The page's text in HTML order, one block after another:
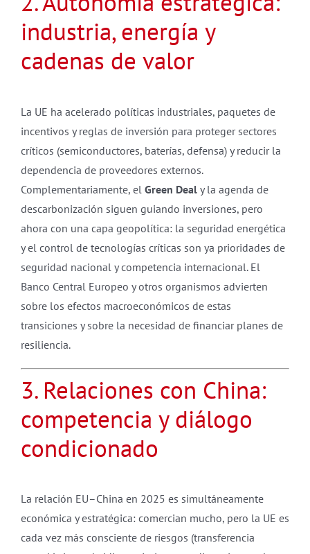
industria, energía y
cadenas de valor
La UE ha acelerado políticas industriales, paquetes de
incentivos y reglas de inversión para proteger sectores
críticos (semiconductores, baterías, defensa) y reducir la
dependencia de proveedores externos.
Complementariamente, el Green Deal y la agenda de
descarbonización siguen guiando inversiones, pero
ahora con una capa geopolítica: la seguridad energética
y el control de tecnologías críticas son ya prioridades de
seguridad nacional y competencia internacional. El
Banco Central Europeo y otros organismos advierten
sobre los efectos macroeconómicos de estas
transiciones y sobre la necesidad de financiar planes de
resiliencia.
3. Relaciones con China:
competencia y diálogo
condicionado
La relación EU–China en 2025 es simultáneamente
económica y estratégica: comercian mucho, pero la UE es
cada vez más consciente de riesgos (transferencia